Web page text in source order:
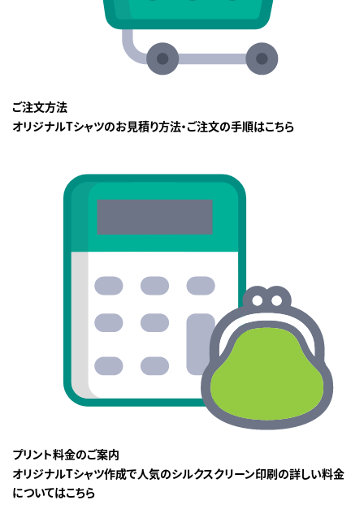
ご注文方法
オリジナルTシャツのお見積り方法・ご注文の手順はこちら
プリント料金のご案内
オリジナルTシャツ作成で人気のシルクスクリーン印刷の詳しい料金
についてはこちら